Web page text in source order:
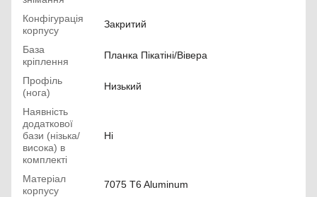
Конфігурація
корпусу
Закритий
База
кріплення
Планка Пікатіні/Вівера
Профіль
(нога)
Низький
Наявність
додаткової
бази (нізька/
висока) в
комплекті
Ні
Матеріал
корпусу
7075 T6 Aluminum